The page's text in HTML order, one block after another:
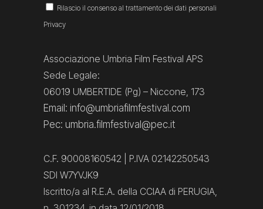
Rilascio il consenso al trattamento dei dati personali
Privacy
Associazione Umbria Film Festival APS
Sede Legale:
06019 UMBERTIDE (Pg) – Niccone, 173
Email: info@umbriafilmfestival.com
Pec: umbria.filmfestival@pec.it
C.F. 90008160542 | P.IVA 02142250543
SDI W7YVJK9
Iscritto/a al R.E.A. della CCIAA di PERUGIA,